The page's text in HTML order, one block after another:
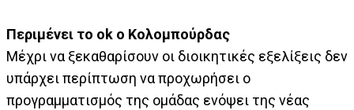
Περιμένει το ok ο Κολομπούρδας
Μέχρι να ξεκαθαρίσουν οι διοικητικές εξελίξεις δεν
υπάρχει περίπτωση να προχωρήσει ο
προγραμματισμός της ομάδας ενόψει της νέας